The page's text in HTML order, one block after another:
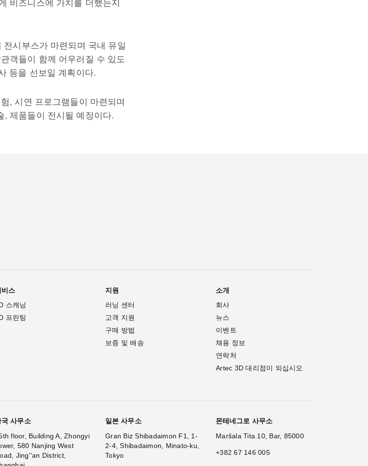
비즈니스에 가치를 더했는지
시부스가 마련되며 국내 유일
객들이 함께 어우러질 수 있도
등을 선보일 계획이다.
, 시연 프로그램들이 마련되며
, 제품들이 전시될 예정이다.
비스
스캐닝
프린팅
지원
러닝 센터
고객 지원
구매 방법
보증 및 배송
소개
회사
뉴스
이벤트
채용 정보
연락처
Artec 3D 대리점이 되십시오
국 사무소
floor, Building A, Zhongyi
580 Nanjing West
Jing''an District,
일본 사무소
Gran Biz Shibadaimon F1, 1-
2-4, Shibadaimon, Minato-ku,
Tokyo
몬테네그로 사무소
Maršala Tita 10, Bar, 85000
+382 67 146 005